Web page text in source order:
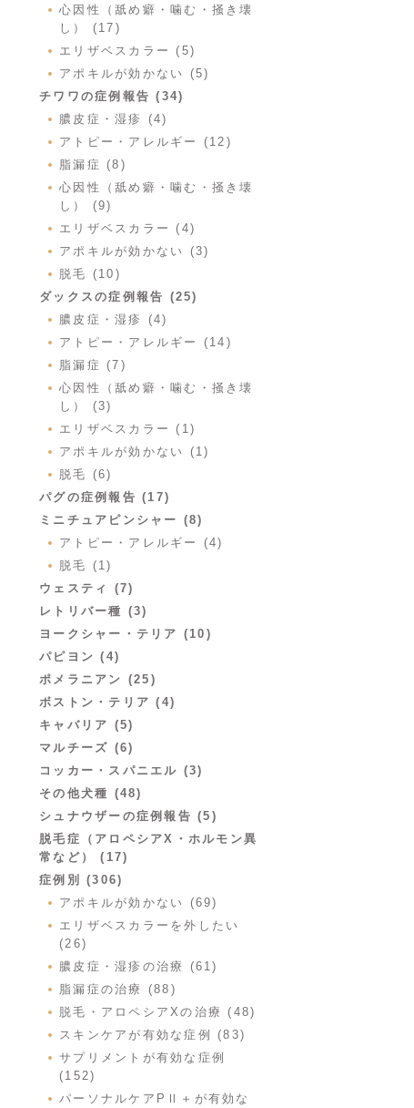
心因性（舐め癖・噛む・掻き壊
し） (17)
エリザベスカラー (5)
アポキルが効かない (5)
チワワの症例報告 (34)
膿皮症・湿疹 (4)
アトピー・アレルギー (12)
脂漏症 (8)
心因性（舐め癖・噛む・掻き壊
し） (9)
エリザベスカラー (4)
アポキルが効かない (3)
脱毛 (10)
ダックスの症例報告 (25)
膿皮症・湿疹 (4)
アトピー・アレルギー (14)
脂漏症 (7)
心因性（舐め癖・噛む・掻き壊
し） (3)
エリザベスカラー (1)
アポキルが効かない (1)
脱毛 (6)
パグの症例報告 (17)
ミニチュアピンシャー (8)
アトピー・アレルギー (4)
脱毛 (1)
ウェスティ (7)
レトリバー種 (3)
ヨークシャー・テリア (10)
パピヨン (4)
ポメラニアン (25)
ボストン・テリア (4)
キャバリア (5)
マルチーズ (6)
コッカー・スパニエル (3)
その他犬種 (48)
シュナウザーの症例報告 (5)
脱毛症（アロペシアX・ホルモン異
常など） (17)
症例別 (306)
アポキルが効かない (69)
エリザベスカラーを外したい
(26)
膿皮症・湿疹の治療 (61)
脂漏症の治療 (88)
脱毛・アロペシアXの治療 (48)
スキンケアが有効な症例 (83)
サプリメントが有効な症例
(152)
パーソナルケアPⅡ＋が有効な